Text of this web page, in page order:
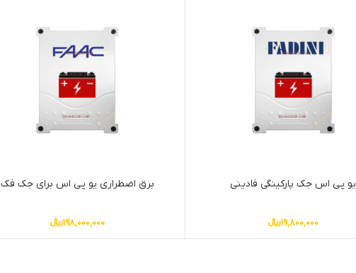
یو پی اس جک پارکینگی فادینی
19,800,000﷼
برق اضطراری یو پی اس برای جک فک
198,000,000﷼